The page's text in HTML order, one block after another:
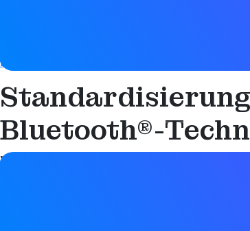
Bluetooth LE
Bluetooth®-
Video-Details